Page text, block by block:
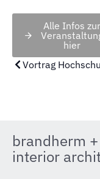
Alle Infos zur
hier
brandherm
interior